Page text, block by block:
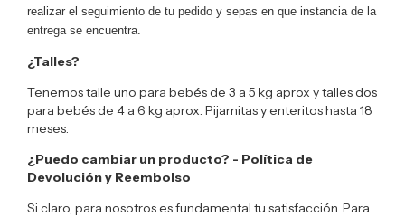
realizar el seguimiento de tu pedido y sepas en que instancia de la
entrega se encuentra.
¿Talles?
Tenemos talle uno para bebés de 3 a 5 kg aprox y talles dos
para bebés de 4 a 6 kg aprox. Pijamitas y enteritos hasta 18
meses.
¿Puedo cambiar un producto? - Política de
Devolución y Reembolso
Si claro, para nosotros es fundamental tu satisfacción. Para